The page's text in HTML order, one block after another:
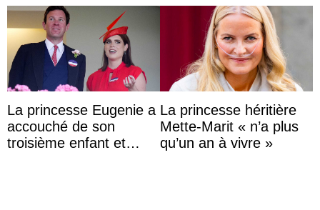
La princesse Eugenie a
accouché de son
troisième enfant et
La princesse héritière
Mette-Marit « n’a plus
qu’un an à vivre »